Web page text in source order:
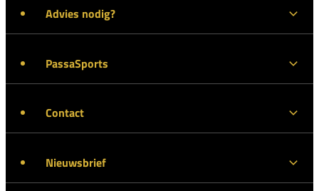
Advies nodig?
PassaSports
Contact
Nieuwsbrief